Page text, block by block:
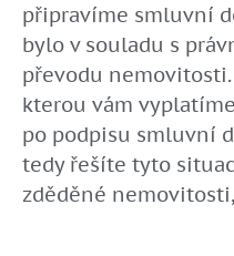
připravíme smluvní
bylo v souladu s
převodu
kterou vám
po podpisu smluvní
tedy řešíte tyto
zděděné